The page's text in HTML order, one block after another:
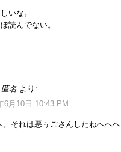
いな。
読んでない。
匿名 より:
6月10日 10:43 PM
。それは悪ぅごさんしたねへへへ